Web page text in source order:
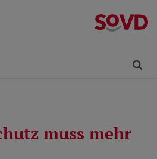
muss mehr